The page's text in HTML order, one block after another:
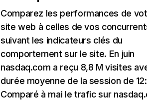
Comparez les performances de
site web à celles de vos
suivant les indicateurs clés du
comportement sur le site. En juin
nasdaq.com a reçu 8,8 M visites
durée moyenne de la session de
Comparé à mai le trafic sur